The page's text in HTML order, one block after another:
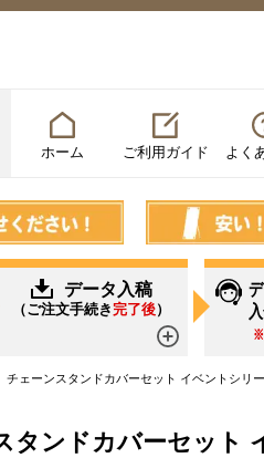
ホーム ご利用ガイド よく
データ入稿
（ご注文手続き完了後）
詳しく見る※
チェーンスタンドカバーセット イベントシリ
タンドカバーセット